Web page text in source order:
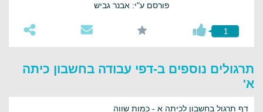
פורסם ע"י: אבנר גביש
1
תרגולים נוספים ב-דפי עבודה בחשבון כיתה
א'
דף תרגול בחשבון לכיתה א - כמות שווה